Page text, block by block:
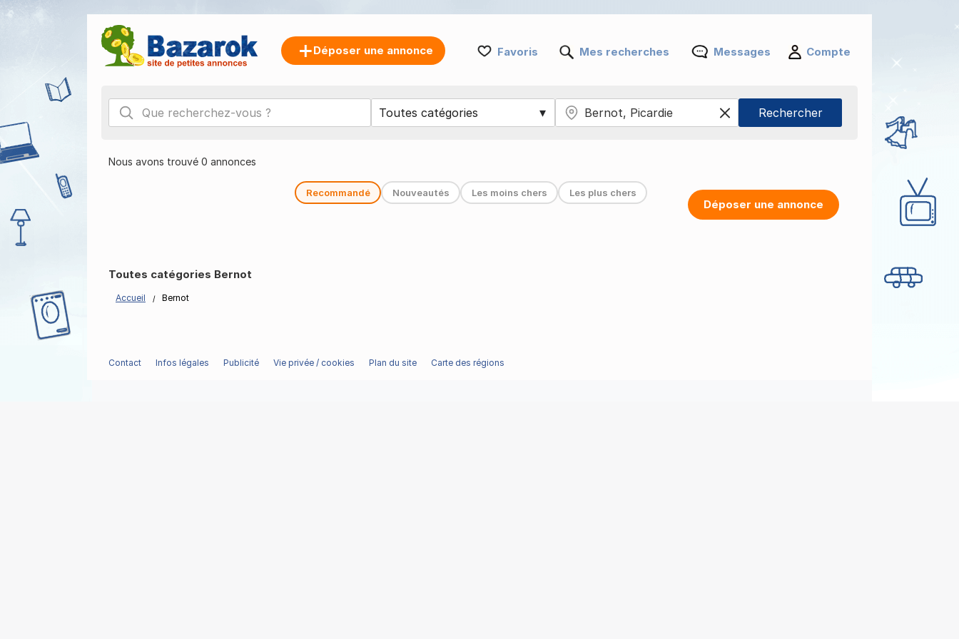
Déposer une annonce Favoris Mes recherches Messages Compte
Nous avons trouvé 0 annonces
Recommandé Nouveautés Les moins chers Les plus chers
Toutes catégories Bernot
Accueil Bernot
Déposer une annonce
Contact Infos légales Publicité Vie privée / cookies Plan du site Carte des régions